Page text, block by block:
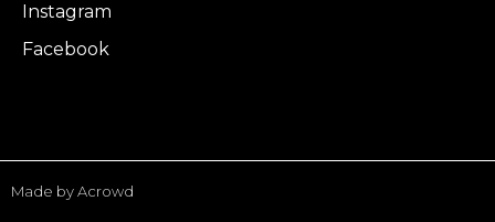
Instagram
Facebook
Made by Acrowd